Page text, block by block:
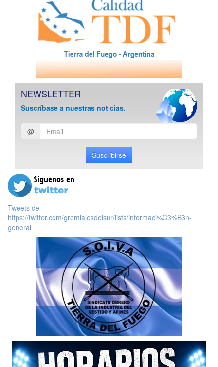
NEWSLETTER
Suscríbase a nuestras noticias.
Ingresar
email
@
Suscribirse
Tweets de
https://twitter.com/gremialesdelsur/lists/informaci%C3%B3n-
general